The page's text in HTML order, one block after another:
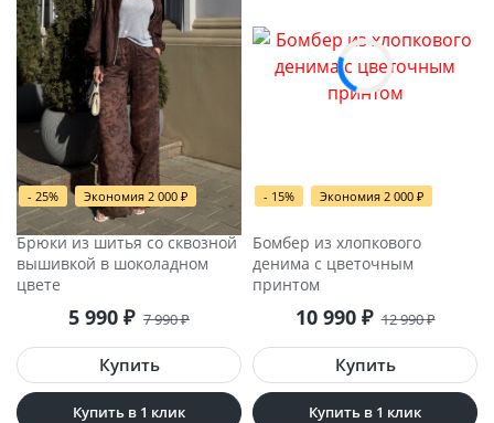
- 25% Экономия 2 000 ₽
Брюки из шитья со сквозной
вышивкой в шоколадном
цвете
5 990 ₽ 7 990₽
Купить в 1 клик
- 15% Экономия 2 000 ₽
Бомбер из хлопкового
денима с цветочным
принтом
10 990 ₽ 12 990₽
Купить в 1 клик